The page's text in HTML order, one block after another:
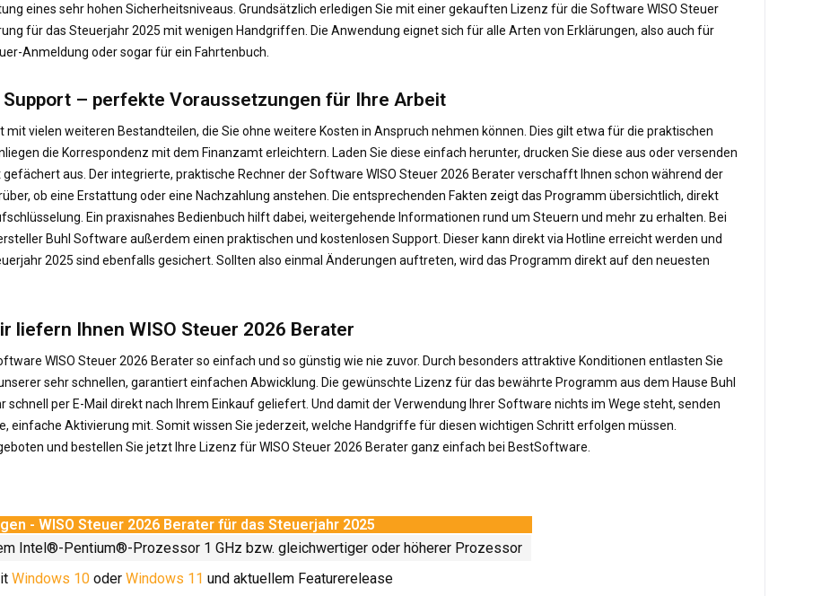
eines sehr hohen Sicherheitsniveaus. Grundsätzlich erledigen Sie mit einer gekauften Lizenz für die Software WISO Steuer
für das Steuerjahr 2025 mit wenigen Handgriffen. Die Anwendung eignet sich für alle Arten von Erklärungen, also auch für
Anmeldung oder sogar für ein Fahrtenbuch.
– perfekte Voraussetzungen für Ihre Arbeit
vielen weiteren Bestandteilen, die Sie ohne weitere Kosten in Anspruch nehmen können. Dies gilt etwa für die praktischen
die Korrespondenz mit dem Finanzamt erleichtern. Laden Sie diese einfach herunter, drucken Sie diese aus oder versenden
aus. Der integrierte, praktische Rechner der Software WISO Steuer 2026 Berater verschafft Ihnen schon während der
ob eine Erstattung oder eine Nachzahlung anstehen. Die entsprechenden Fakten zeigt das Programm übersichtlich, direkt
Ein praxisnahes Bedienbuch hilft dabei, weitergehende Informationen rund um Steuern und mehr zu erhalten. Bei
Buhl Software außerdem einen praktischen und kostenlosen Support. Dieser kann direkt via Hotline erreicht werden und
2025 sind ebenfalls gesichert. Sollten also einmal Änderungen auftreten, wird das Programm direkt auf den neuesten
liefern Ihnen WISO Steuer 2026 Berater
WISO Steuer 2026 Berater so einfach und so günstig wie nie zuvor. Durch besonders attraktive Konditionen entlasten Sie
sehr schnellen, garantiert einfachen Abwicklung. Die gewünschte Lizenz für das bewährte Programm aus dem Hause Buhl
per E-Mail direkt nach Ihrem Einkauf geliefert. Und damit der Verwendung Ihrer Software nichts im Wege steht, senden
einfache Aktivierung mit. Somit wissen Sie jederzeit, welche Handgriffe für diesen wichtigen Schritt erfolgen müssen.
und bestellen Sie jetzt Ihre Lizenz für WISO Steuer 2026 Berater ganz einfach bei BestSoftware.
- WISO Steuer 2026 Berater für das Steuerjahr 2025
Intel®-Pentium®-Prozessor 1 GHz bzw. gleichwertiger oder höherer Prozessor
Windows 10 oder Windows 11 und aktuellem Featurerelease